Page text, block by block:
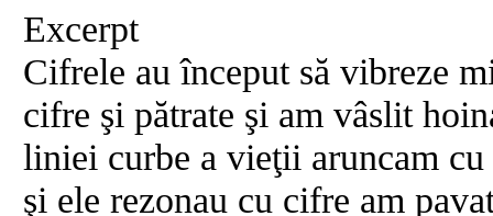
Excerpt
Cifrele au început să vibreze
cifre şi pătrate şi am vâslit
liniei curbe a vieţii aruncam
şi ele rezonau cu cifre am